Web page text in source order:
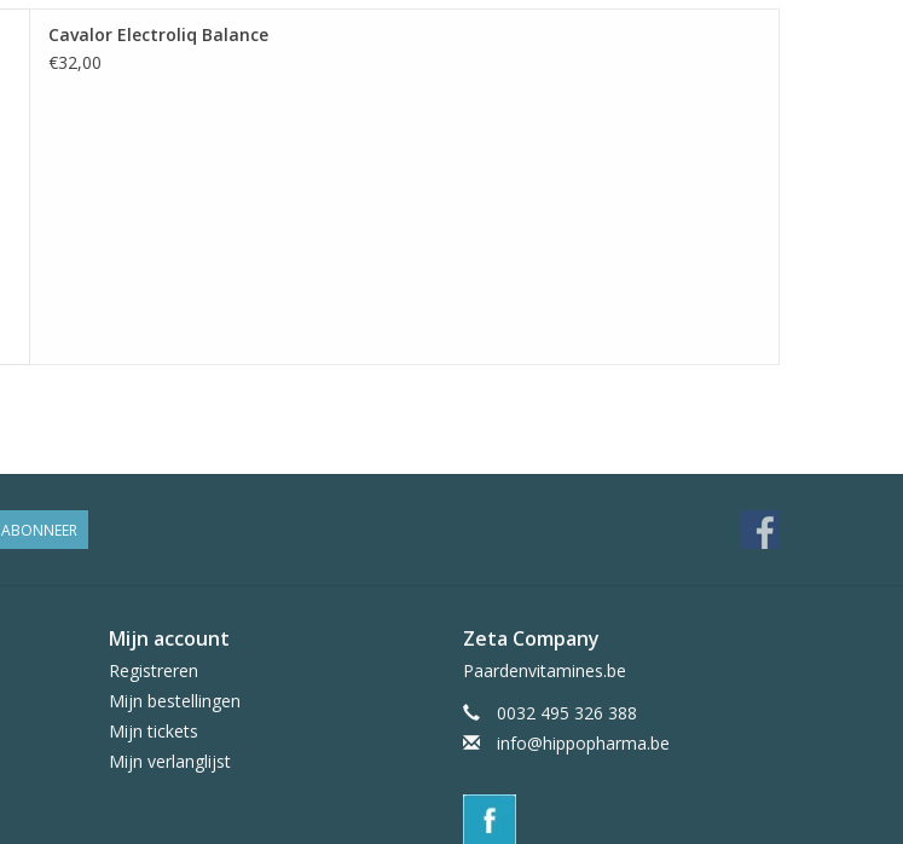
Cavalor Electroliq Balance
€32,00
ABONNEER
Mijn account
Registreren
Mijn bestellingen
Mijn tickets
Mijn verlanglijst
Zeta Company
Paardenvitamines.be
0032 495 326 388
info@hippopharma.be